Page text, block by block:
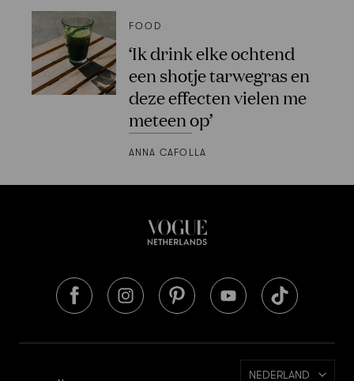
FOOD
‘Ik drink elke ochtend
een shotje tarwegras en
deze effecten vielen me
meteen op’
ANNA CAFOLLA
NEDERLAND